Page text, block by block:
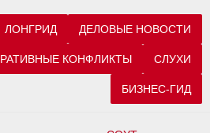
ЛОНГРИД ДЕЛОВЫЕ НОВОСТИ
КОНФЛИКТЫ СЛУХИ
БИЗНЕС-ГИД